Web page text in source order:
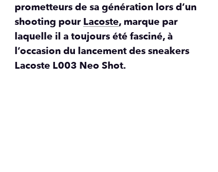
prometteurs de sa génération lors d’un
shooting pour Lacoste, marque par
laquelle il a toujours été fasciné, à
l’occasion du lancement des sneakers
Lacoste L003 Neo Shot.